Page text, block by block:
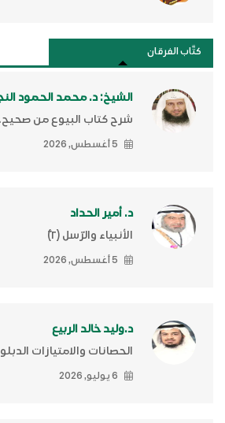
كتَّاب الفرقان
الشيخ: د. محمد الحمود
شرح كتاب البيوع من
5 أغسطس, 2026
د. أمير الحداد
الأنبياء والرّسل (٢)ّ
5 أغسطس, 2026
د.وليد خالد الربيع
الحصانات والامتيازات
6 يوليو, 2026